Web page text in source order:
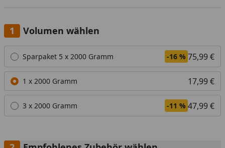
Eine Anlieferung an eine Packstation ist nicht möglich.
Widerrufs- und Rückgaberecht ist für dieses Produkt
nicht gültig.
Volumen wählen
Alle anzeigen (3)
Sparpaket 5 x 2000 Gramm -16 % 75,99 €
1 x 2000 Gramm 17,99 €
3 x 2000 Gramm -11 % 47,99 €